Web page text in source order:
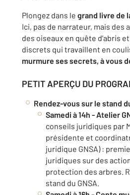
Plongez dans le grand livre de
Ici, pas de narrateur, mais des
des oiseaux en quête d’abris
discrets qui travaillent en
murmure ses secrets, à vous
PETIT APERÇU DU
Rendez-vous sur le stand
Samedi à 14h - Atelier
conseils juridiques par
présidente et
juridique GNSA) :
juridiques sur des
protection des arbres.
stand du GNSA.